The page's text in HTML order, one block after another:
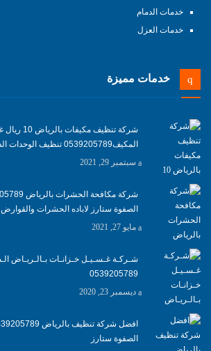
خدمات الدمام
خدمات العزل
خدمات مميزة
شركة تنظيف مكيفات
المكيف0539205789 تنظيف الوحدات الداخلية والخارجية
سبتمبر 29, 2021
الصفوة ستارز لاباده الحشرات والقوارض
مايو 27, 2021
شـركـة غـسـيـل خـزانـات بـالـريـاض
0539205789
ديسمبر 23, 2020
الصفوة ستارز